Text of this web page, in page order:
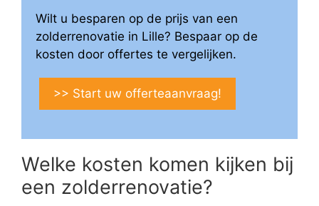
Wilt u besparen op de prijs van een
zolderrenovatie in Lille? Bespaar op de
kosten door offertes te vergelijken.
>> Start uw offerteaanvraag!
Welke kosten komen kijken bij
een zolderrenovatie?